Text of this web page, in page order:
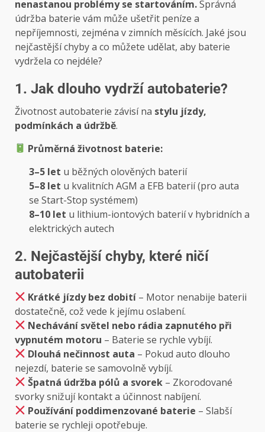
nenastanou problémy se startováním.Správná
údržba baterie vám může ušetřit peníze a
nepříjemnosti, zejména v zimních měsících. Jaké jsou
nejčastější chyby a co můžete udělat, aby baterie
vydržela co nejdéle?
1. Jak dlouho vydrží autobaterie?
Životnost autobaterie závisí na stylu jízdy,
podmínkách a údržbě.
Průměrná životnost baterie:
3–5 let u běžných olověných baterií
5–8 let u kvalitních AGM a EFB baterií (pro auta
se Start-Stop systémem)
8–10 let u lithium-iontových baterií v hybridních a
elektrických autech
2. Nejčastější chyby, které ničí
autobaterii
Krátké jízdy bez dobití – Motor nenabije baterii
dostatečně, což vede k jejímu oslabení.
Nechávání světel nebo rádia zapnutého při
vypnutém motoru – Baterie se rychle vybíjí.
Dlouhá nečinnost auta – Pokud auto dlouho
nejezdí, baterie se samovolně vybíjí.
Špatná údržba pólů a svorek – Zkorodované
svorky snižují kontakt a účinnost nabíjení.
Používání poddimenzované baterie – Slabší
baterie se rychleji opotřebuje.